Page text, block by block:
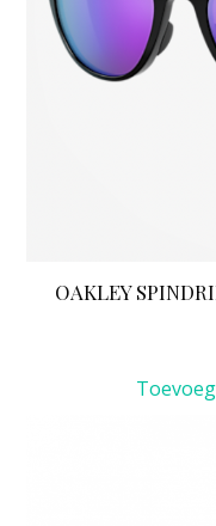
OAKLEY